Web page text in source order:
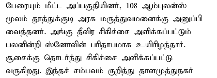
பேரையும் மீட்ட அப்பகுதியினர், 108 ஆம்புலன்ஸ்
மூலம் தூத்துக்குடி அரசு மருத்துவமனைக்கு அனுப்பி
வைத்தனர். அங்கு தீவிர சிகிச்சை அளிக்கப்பட்டும்
பலனின்றி ஸ்னோவின் பரிதாபமாக உயிரிழந்தார்.
சூசைக்கு தொடர்ந்து சிகிச்சை அளிக்கப்பட்டு
வருகிறது. இந்தச் சம்பவம் குறித்து தாளமுத்துநகர்